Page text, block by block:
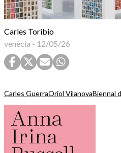
Carles Toribio
venècia - 12/05/26
Carles GuerraOriol VilanovaBiennal